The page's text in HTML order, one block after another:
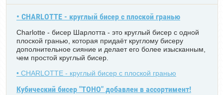
• CHARLOTTE - круглый бисер с плоской гранью
Charlotte - бисер Шарлотта - это круглый бисер с одной
плоской гранью, которая придаёт круглому бисеру
дополнительное сияние и делает его более изысканным,
чем простой круглый бисер.
• CHARLOTTE - круглый бисер с плоской гранью
Кубический бисер "TOHO" добавлен в ассортимент!